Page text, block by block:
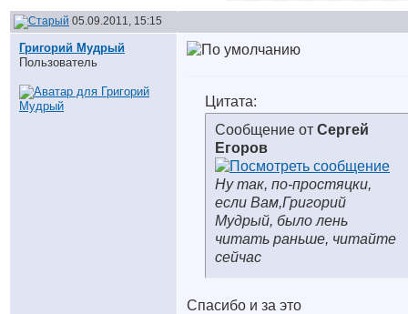
05.09.2011, 15:15
Григорий Мудрый
Пользователь
Цитата:
Сообщение от Сергей
Егоров
Ну так, по-простяцки,
если Вам,Григорий
Мудрый, было лень
читать раньше, читайте
сейчас
Спасибо и за это